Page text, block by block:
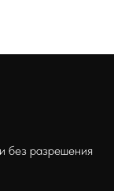
без разрешения